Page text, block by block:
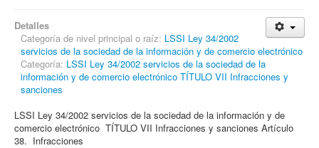
¿Cuando es obligatorio nombrar un DPD / DPO ?
Notas
Nosotros y contacto
Buscar...
Detalles
Categoría de nivel principal o raíz: LSSI Ley 34/2002
servicios de la sociedad de la información y de comercio electrónico
Categoría: LSSI Ley 34/2002 servicios de la sociedad de la
información y de comercio electrónico TÍTULO VII Infracciones y
sanciones
LSSI Ley 34/2002 servicios de la sociedad de la información y de
comercio electrónico TÍTULO VII Infracciones y sanciones Artículo
38. Infracciones